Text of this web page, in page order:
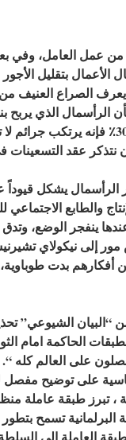
عمل العامل، وفي
بتقليل الأجور
يعرف الصراع العنيف
البشرية”، وإذا ما ترتفع النسبة
نتذكر عقد
الرأسمال يشكل
والطابع
مور إلى نيكولاي
بدت طوباوية،
الشيوعي”
الحاكمة امام
على العالم كله
على توضيح
، تبرز طبقة عاملة
البرلمانية تسمح